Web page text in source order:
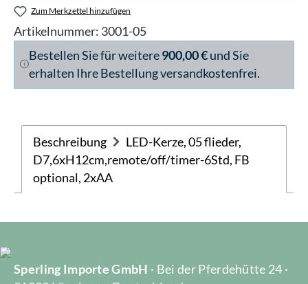
Zum Merkzettel hinzufügen
Artikelnummer: 3001-05
Bestellen Sie für weitere900,00 €und Sie
erhalten Ihre Bestellung versandkostenfrei.
Beschreibung
LED-Kerze, 05 flieder,
D7,6xH12cm,remote/off/timer-6Std, FB
optional, 2xAA
Sperling Importe GmbH · Bei der Pferdehütte 24 ·